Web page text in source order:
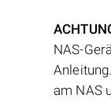
NAS-
am NAS